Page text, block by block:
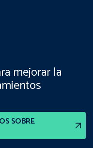
SOBRE
mejorar la